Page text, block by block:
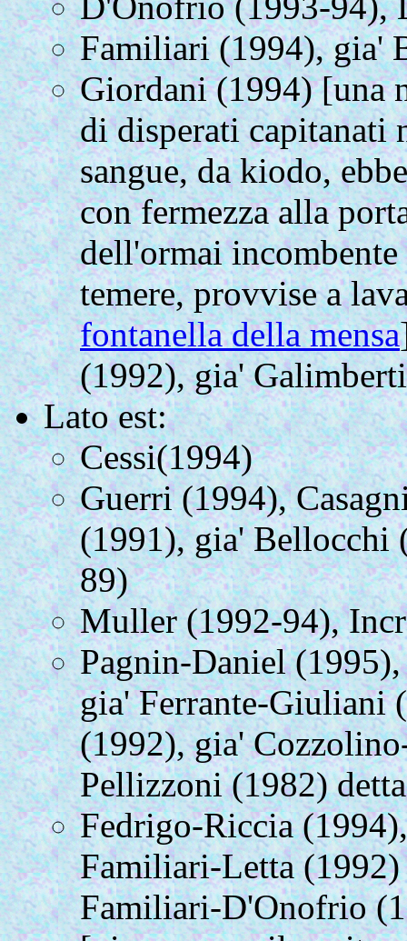
Familiari (1994), gia'
Giordani (1994) [una
di disperati capitanati
sangue, da kiodo,
con fermezza alla
dell'ormai
temere, provvise a
fontanella della mensa
(1992), gia'
Lato est:
Cessi(1994)
Guerri (1994),
(1991), gia' Bellocchi
89)
Muller (1992-94),
Pagnin-Daniel
gia' Ferrante-Giuliani
(1992), gia'
Pellizzoni (1982)
Fedrigo-Riccia
Familiari-Letta
Familiari-D'Onofrio